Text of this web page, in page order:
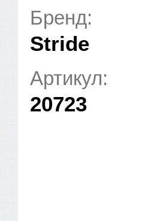
Бренд:
Stride
Артикул:
20723